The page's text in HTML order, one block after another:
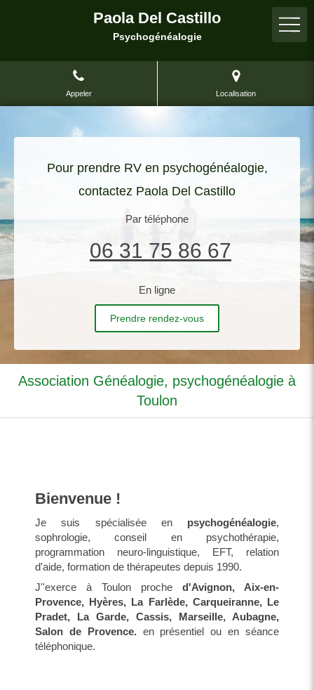
Paola Del Castillo
Psychogénéalogie
Appeler Localisation
Pour prendre RV en psychogénéalogie,
contactez Paola Del Castillo
Par téléphone
06 31 75 86 67
En ligne
Prendre rendez-vous
Association Généalogie, psychogénéalogie à
Toulon
Bienvenue !
Je suis spécialisée en psychogénéalogie,
sophrologie, conseil en psychothérapie,
programmation neuro-linguistique, EFT, relation
d'aide, formation de thérapeutes depuis 1990.
J''exerce à Toulon proche d'Avignon, Aix-en-
Provence, Hyères, La Farlède, Carqueiranne, Le
Pradet, La Garde, Cassis, Marseille, Aubagne,
Salon de Provence.en présentiel ou en séance
téléphonique.